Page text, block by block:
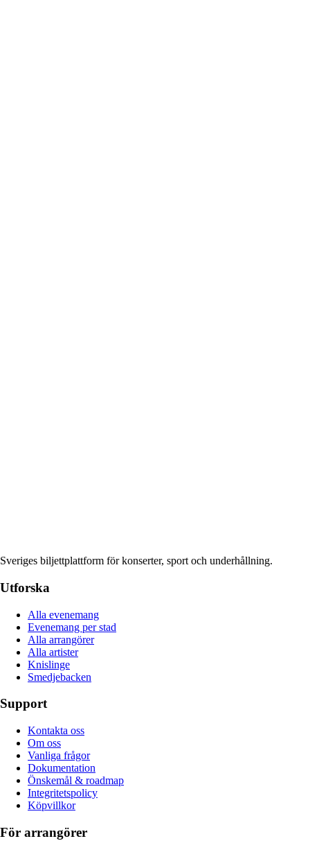
Sveriges biljettplattform för konserter, sport och underhållning.
Utforska
Alla evenemang
Evenemang per stad
Alla arrangörer
Alla artister
Knislinge
Smedjebacken
Support
Kontakta oss
Om oss
Vanliga frågor
Dokumentation
Önskemål & roadmap
Integritetspolicy
Köpvillkor
För arrangörer